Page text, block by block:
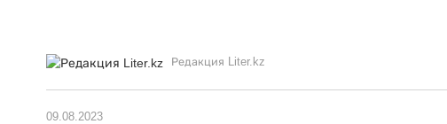
Редакция Liter.kz
09.08.2023